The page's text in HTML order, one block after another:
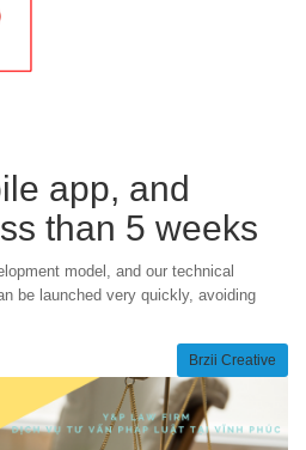
app, and
than 5 weeks
model, and our technical
be launched very quickly, avoiding
Brzii Creative